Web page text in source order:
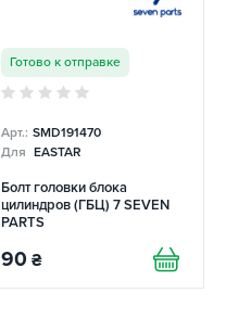
Готово к отправке
Арт.: SMD191470
Для EASTAR
Болт головки блока
цилиндров (ГБЦ) 7 SEVEN
PARTS
90 ₴